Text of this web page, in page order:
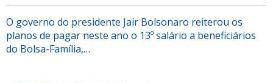
O governo do presidente Jair Bolsonaro reiterou os
planos de pagar neste ano o 13º salário a beneficiários
do Bolsa-Família,…